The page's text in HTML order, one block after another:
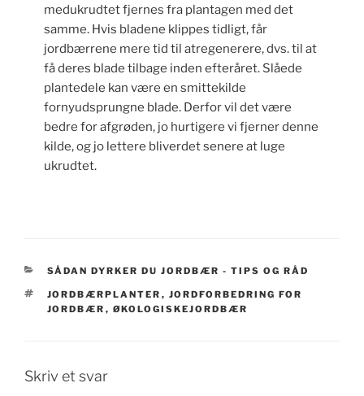
medukrudtet fjernes fra plantagen med det
samme. Hvis bladene klippes tidligt, får
jordbærrene mere tid til atregenerere, dvs. til at
få deres blade tilbage inden efteråret. Slåede
plantedele kan være en smittekilde
fornyudsprungne blade. Derfor vil det være
bedre for afgrøden, jo hurtigere vi fjerner denne
kilde, og jo lettere bliverdet senere at luge
ukrudtet.
KATEGORIER
SÅDAN DYRKER DU JORDBÆR - TIPS OG RÅD
TAGS
JORDBÆRPLANTER , JORDFORBEDRING FOR
JORDBÆR , ØKOLOGISKEJORDBÆR
Skriv et svar